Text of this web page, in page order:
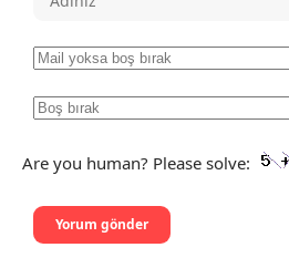
Are you human? Please solve: